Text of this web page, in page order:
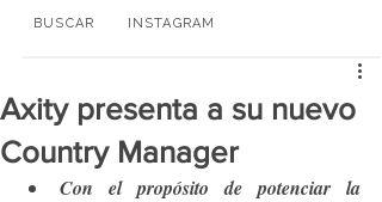
BUSCAR INSTAGRAM
Axity presenta a su nuevo
Country Manager
Con el propósito de potenciar la